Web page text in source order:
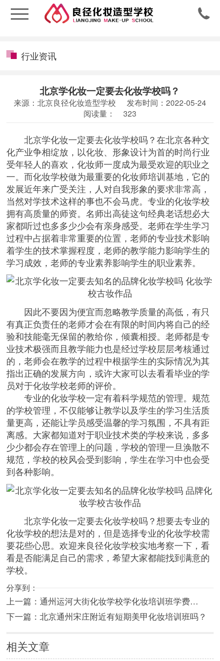

行业资讯
北京学化妆一定要去化妆学校吗？
来源：北京良径化妆造型学校
发布时间：2022-05-24
阅读量：
323
北京学化妆一定要去化妆学校吗？在北京各种文
化产业争相绽放，以化妆、形象设计为首的时尚行业
受年轻人的喜欢，化妆师一度成为最受欢迎的职业之
一。而化妆学校做为最重要的化妆师培训基地，它的
发展近年来广受关注，人对自我形象的要求非常高，
当然对学技术这样的事也不会马虎。专业的化妆学校
拥有高质量的师资。名师出高徒这句经典老话想必大
家都听过也多多少少会有亲身感受。老师在学生学习
过程中占据着非常重要的位置，老师的专业技术影响
着学生的技术掌握程度，老师的教学能力影响学生的
学习成效，老师的专业素养影响学生的职业素养。
因此不要因为便宜而忽略教学质量的高低，有只
有真正负责任的老师才会在有限的时间内将自己的经
验和技能毫无保留的教给你，倾囊相授。老师都是专
业技术极强而且教学能力也是经过学校层层考核通过
的，老师会在教学的过程中根据学生的实际情况为其
指出正确的发展方向，或许大家可以去看看毕业的学
员对于化妆学校老师的评价。
专业的化妆学校一定有着科学规范的管理。规范
的学校管理，不仅能够让教学以及学生的学习生活质
量更高，还能让学员感受温馨的学习氛围，不具有距
离感。大家都知道对于职业技术类的学校来说，多多
少少都会存在管理上的问题，学校的管理一旦涣散不
规范，学校的校风会受到影响，学生在学习中也会受
到各种影响。
北京学化妆一定要去化妆学校吗？想要去专业的
化妆学校的想法是对的，但是选择专业的化妆学校需
要花些心思。欢迎来良径化妆学校实地考察一下，看
看是否能满足自己的需求，希望大家都能找到满意的
学校。
分享到：
上一篇：通州运河大街化妆学校学化妆培训班学费…
下一篇：北京通州宋庄附近有短期美甲化妆培训班吗？
相关文章